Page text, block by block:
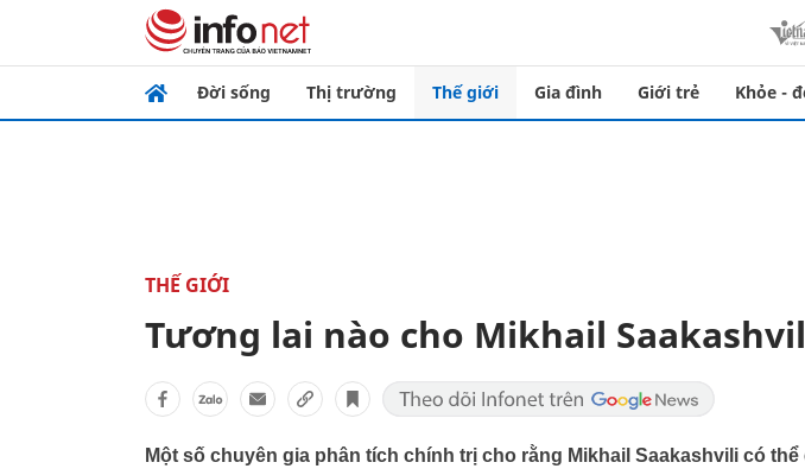
Đời sống Thị trường Thế giới Gia đình Giới trẻ Khỏe -
THẾ GIỚI
Tương lai nào cho Mikhail
Một số chuyên gia phân tích chính trị cho rằng Mikhail Saakashvili có